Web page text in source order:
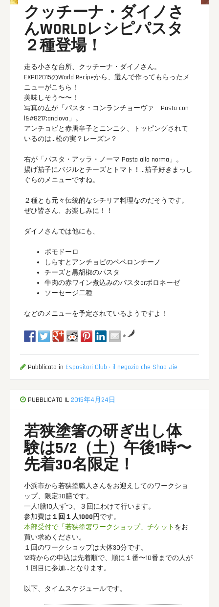
クッチーナ・ダイノさ
んWORLDレシピパスタ
２種登場！
走る小さな台所、 クッチーナ・ダイノ さん。
EXPO2015のWorld Recipeから、選んで作ってもらったメ
ニューがこちら！
美味しそう〜〜！
写真の左が「パスタ・コンランチョーヴァ Pasta con
l&#8217;anciova」。
アンチョビと赤唐辛子とニンニク、トッピングされて
いるのは…松の実？レーズン？
右が「パスタ・アッラ・ノーマ Pasta alla norma」。
揚げ茄子にバジルとチーズとトマト！…茄子好きまっし
ぐらのメニューですね。
２種とも元々伝統的なシチリア料理なのだそうです。
ぜひ皆さん、お楽しみに！！
ダイノさんでは他にも、
ポモドーロ
しらすとアンチョビのペペロンチーノ
チーズと黒胡椒のパスタ
牛肉の赤ワイン煮込みのパスタorボロネーゼ
ソーセージ二種
などのメニューを予定されているようですよ！
da
Pubblicato in Espositori Club · il negozio che Shao Jie
PUBBLICATO IL 2015年4月24日
若狭塗箸の研ぎ出し体
験は5/2（土）午後1時〜
先着30名限定！
小浜市から若狭塗職人さんをお迎えしてのワークショ
ップ、限定30膳です。
一人1膳10人ずつ、３回にわけて行います。
参加費は １回１人1000円です。
本部受付で「若狭塗箸ワークショップ」チケット をお
買い求めください。
１回のワークショップは大体30分です。
12時からの申込は先着順で、順に１番〜10番までの人が
１回目に参加…となります。
以下、タイムスケジュールです。